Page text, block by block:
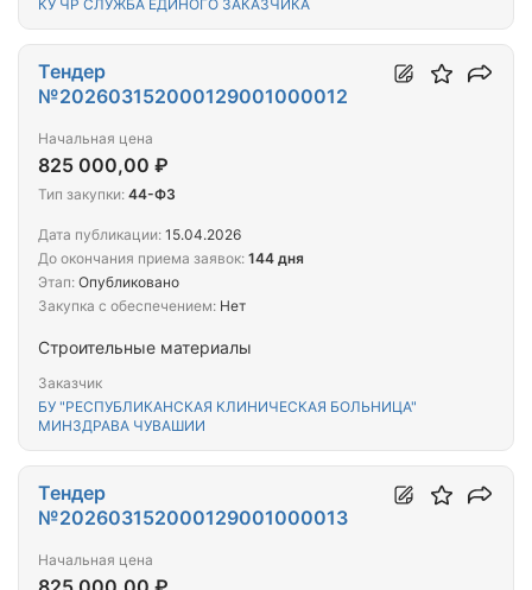
КУ ЧР СЛУЖБА ЕДИНОГО ЗАКАЗЧИКА
Строительные материалы
Заказчик
БУ "РЕСПУБЛИКАНСКАЯ КЛИНИЧЕСКАЯ БОЛЬНИЦА"
МИНЗДРАВА ЧУВАШИИ
Тендер
№202603152000129001000012
Начальная цена
825 000,00 ₽
Тип закупки: 44-ФЗ
Дата публикации: 15.04.2026
До окончания приема заявок: 144 дня
Этап: Опубликовано
Закупка с обеспечением: Нет
Тендер
№202603152000129001000013
Начальная цена